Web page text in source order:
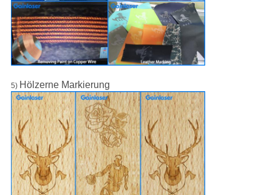
5) Hölzerne Markierung